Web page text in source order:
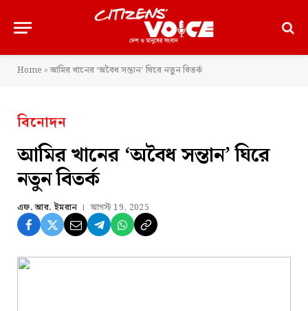
Home »আমির খানের ‘অবৈধ সন্তান’ ঘিরে নতুন বিতর্ক
বিনোদন
আমির খানের ‘অবৈধ সন্তান’ ঘিরে
নতুন বিতর্ক
এফ. আর. ইমরান আগস্ট 19, 2025